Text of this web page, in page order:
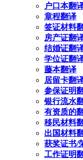
户口本翻
章程翻译
签证材料
房产证翻
结婚证翻
学位证翻
藤本翻译
居留卡翻
参保证明
银行流水
有资质的
移民材料
出国材料
获奖证书/
工作证明